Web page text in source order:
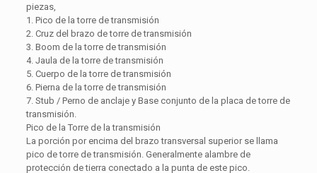
piezas,
1. Pico de la torre de transmisión
2. Cruz del brazo de torre de transmisión
3. Boom de la torre de transmisión
4. Jaula de la torre de transmisión
5. Cuerpo de la torre de transmisión
6. Pierna de la torre de transmisión
7. Stub / Perno de anclaje y Base conjunto de la placa de torre de
transmisión.
Pico de la Torre de la transmisión
La porción por encima del brazo transversal superior se llama
pico de torre de transmisión. Generalmente alambre de
protección de tierra conectado a la punta de este pico.